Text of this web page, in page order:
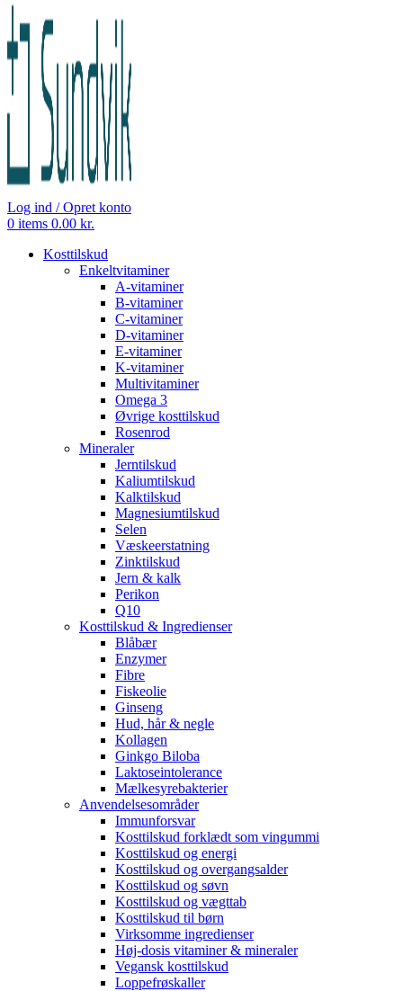
Log ind / Opret konto
0 items 0.00 kr.
Kosttilskud
Enkeltvitaminer
A-vitaminer
B-vitaminer
C-vitaminer
D-vitaminer
E-vitaminer
K-vitaminer
Multivitaminer
Omega 3
Øvrige kosttilskud
Rosenrod
Mineraler
Jerntilskud
Kaliumtilskud
Kalktilskud
Magnesiumtilskud
Selen
Væskeerstatning
Zinktilskud
Jern & kalk
Perikon
Q10
Kosttilskud & Ingredienser
Blåbær
Enzymer
Fibre
Fiskeolie
Ginseng
Hud, hår & negle
Kollagen
Ginkgo Biloba
Laktoseintolerance
Mælkesyrebakterier
Anvendelsesområder
Immunforsvar
Kosttilskud forklædt som vingummi
Kosttilskud og energi
Kosttilskud og overgangsalder
Kosttilskud og søvn
Kosttilskud og vægttab
Kosttilskud til børn
Virksomme ingredienser
Høj-dosis vitaminer & mineraler
Vegansk kosttilskud
Loppefrøskaller